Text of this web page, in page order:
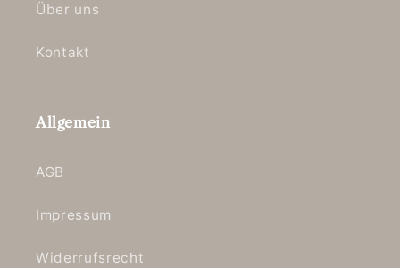
Über uns
Kontakt
Allgemein
AGB
Impressum
Widerrufsrecht